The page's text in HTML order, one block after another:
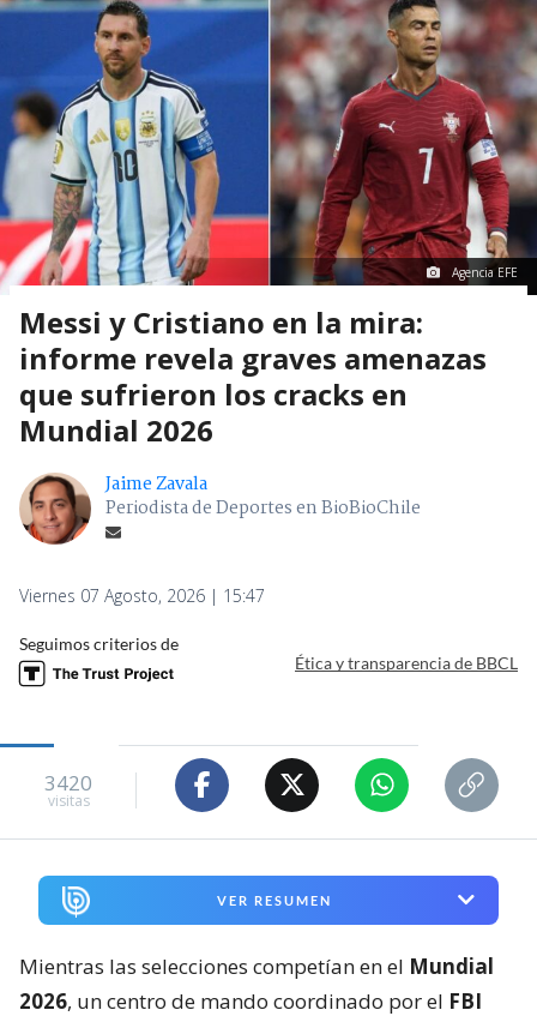
Agencia EFE
Messi y Cristiano en la mira:
informe revela graves amenazas
que sufrieron los cracks en
Mundial 2026
Jaime Zavala
Periodista de Deportes en BioBioChile
Viernes 07 Agosto, 2026 | 15:47
Seguimos criterios de
Ética y transparencia de BBCL
3420
visitas
VER RESUMEN
Mientras las selecciones competían en el Mundial
2026, un centro de mando coordinado por el FBI